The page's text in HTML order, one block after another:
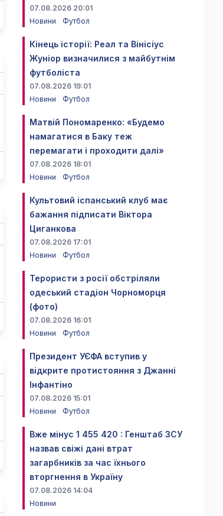
07.08.2026 20:01
Новини
Футбол
Кінець історії: Реал та Вінісіус
Жуніор визначилися з майбутнім
футболіста
07.08.2026 19:01
Новини
Футбол
Матвій Пономаренко: «Будемо
намагатися в Баку теж
перемагати і проходити далі»
07.08.2026 18:01
Новини
Футбол
Культовий іспанський клуб має
бажання підписати Віктора
Циганкова
07.08.2026 17:01
Новини
Футбол
Терористи з росії обстріляли
одеський стадіон Чорноморця
(фото)
07.08.2026 16:01
Новини
Футбол
Президент УЄФА вступив у
відкрите протистояння з Джанні
Інфантіно
07.08.2026 15:01
Новини
Футбол
Вже мінус 1 455 420 : Генштаб ЗСУ
назвав свіжі дані втрат
загарбників за час їхнього
вторгнення в Україну
07.08.2026 14:04
Новини